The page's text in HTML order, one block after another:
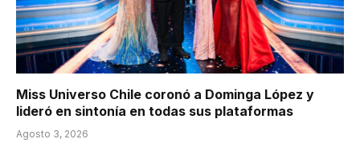
Miss Universo Chile coronó a Dominga López y
lideró en sintonía en todas sus plataformas
Agosto 3, 2026